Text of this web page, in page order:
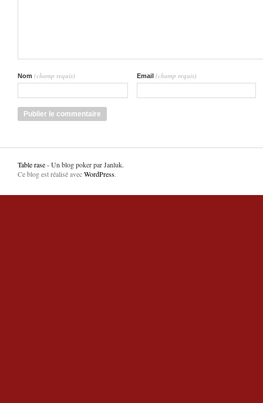
Nom (champ requis) Email (champ requis)
Table rase- Un blog poker par Janluk.
Ce blog est réalisé avecWordPress.